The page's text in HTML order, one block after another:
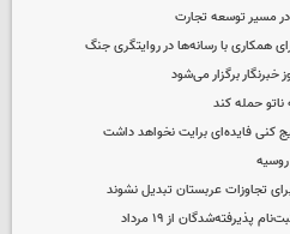
در مسیر توسعه تجارت
همکاری با رسانه‌ها در روایتگری جنگ
برگزار می‌شود
حمله کند
کنی فایده‌ای برایت نخواهد داشت
تجاوزات عربستان تبدیل نشوند
از ۱۹ مرداد